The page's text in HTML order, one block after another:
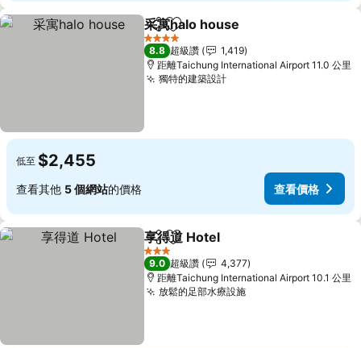
分享 加入我的最愛
采寓halo house
4 星級
8.8 超級讚
1,419
距離Taichung International Airport 11.0 公里
獨特的建築設計
低至 $2,455
查看其他 5 個網站的價格 查看價格
分享 加入我的最愛
享得道 Hotel
3 星級
9.0 超級讚
4,377
距離Taichung International Airport 10.1 公里
放鬆的足部水療設施